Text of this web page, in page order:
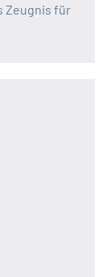
Zeugnis für